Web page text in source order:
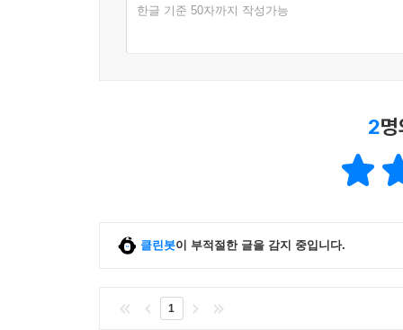
한글 기준 50자까지 작성가능
2
클린봇이 부적절한 글을 감지 중입니다.
1